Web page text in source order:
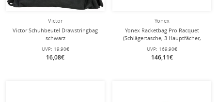
Victor
Victor Schuhbeutel Drawstringbag
schwarz
UVP: 19,90€
16,08€
Yonex
Yonex Racketbag Pro Racquet
(Schlägertasche, 3 Hauptfächer,
Thermofach) 2025 midnight
navyblau 12er
UVP: 169,90€
146,11€